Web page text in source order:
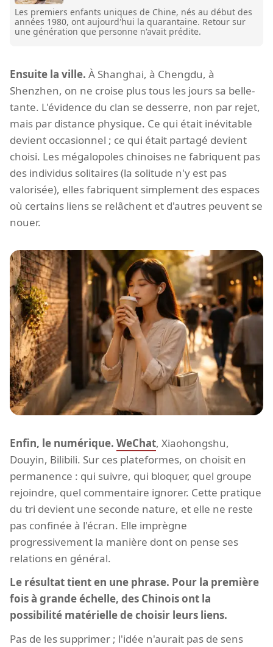
Les premiers enfants uniques de Chine, nés au début des
années 1980, ont aujourd'hui la quarantaine. Retour sur
une génération que personne n'avait prédite.
Ensuite la ville. À Shanghai, à Chengdu, à
Shenzhen, on ne croise plus tous les jours sa belle-
tante. L'évidence du clan se desserre, non par rejet,
mais par distance physique. Ce qui était inévitable
devient occasionnel ; ce qui était partagé devient
choisi. Les mégalopoles chinoises ne fabriquent pas
des individus solitaires (la solitude n'y est pas
valorisée), elles fabriquent simplement des espaces
où certains liens se relâchent et d'autres peuvent se
nouer.
Enfin, le numérique. WeChat, Xiaohongshu,
Douyin, Bilibili. Sur ces plateformes, on choisit en
permanence : qui suivre, qui bloquer, quel groupe
rejoindre, quel commentaire ignorer. Cette pratique
du tri devient une seconde nature, et elle ne reste
pas confinée à l'écran. Elle imprègne
progressivement la manière dont on pense ses
relations en général.
Le résultat tient en une phrase. Pour la première
fois à grande échelle, des Chinois ont la
possibilité matérielle de choisir leurs liens.
Pas de les supprimer ; l'idée n'aurait pas de sens